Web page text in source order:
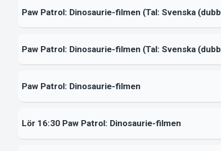
Paw Patrol: Dinosaurie-filmen (Tal: Svenska (dubb
Paw Patrol: Dinosaurie-filmen (Tal: Svenska (dubb
Paw Patrol: Dinosaurie-filmen
Lör 16:30 Paw Patrol: Dinosaurie-filmen